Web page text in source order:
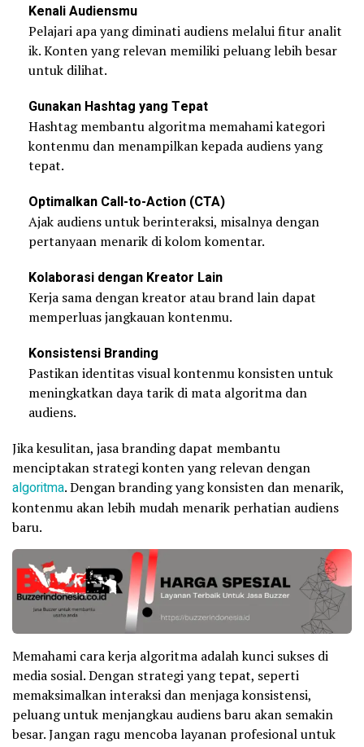
Kenali Audiensmu
Pelajari apa yang diminati audiens melalui fitur analit
ik. Konten yang relevan memiliki peluang lebih besar
untuk dilihat.
Gunakan Hashtag yang Tepat
Hashtag membantu algoritma memahami kategori
kontenmu dan menampilkan kepada audiens yang
tepat.
Optimalkan Call-to-Action (CTA)
Ajak audiens untuk berinteraksi, misalnya dengan
pertanyaan menarik di kolom komentar.
Kolaborasi dengan Kreator Lain
Kerja sama dengan kreator atau brand lain dapat
memperluas jangkauan kontenmu.
Konsistensi Branding
Pastikan identitas visual kontenmu konsisten untuk
meningkatkan daya tarik di mata algoritma dan
audiens.
Jika kesulitan, jasa branding dapat membantu
menciptakan strategi konten yang relevan dengan
algoritma. Dengan branding yang konsisten dan menarik,
kontenmu akan lebih mudah menarik perhatian audiens
baru.
Memahami cara kerja algoritma adalah kunci sukses di
media sosial. Dengan strategi yang tepat, seperti
memaksimalkan interaksi dan menjaga konsistensi,
peluang untuk menjangkau audiens baru akan semakin
besar. Jangan ragu mencoba layanan profesional untuk